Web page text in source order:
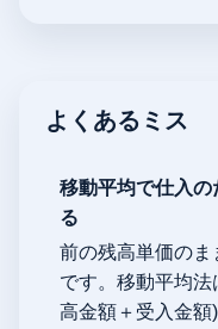
よくあるミス
移動平均で仕入
る
前の残高単価のま
です。移動平均
高金額＋受入金額